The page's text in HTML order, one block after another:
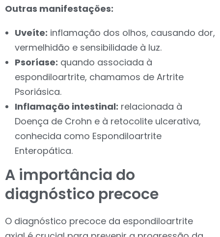
Outras manifestações:
Uveíte: inflamação dos olhos, causando dor,
vermelhidão e sensibilidade à luz.
Psoríase: quando associada à
espondiloartrite, chamamos de Artrite
Psoriásica.
Inflamação intestinal: relacionada à
Doença de Crohn e à retocolite ulcerativa,
conhecida como Espondiloartrite
Enteropática.
A importância do
diagnóstico precoce
O diagnóstico precoce da espondiloartrite